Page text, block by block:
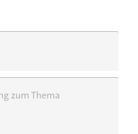
zum Thema